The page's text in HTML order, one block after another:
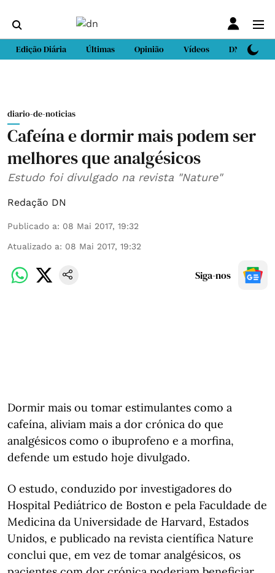
Edição Diária Últimas Opinião Vídeos DN Sport
diario-de-noticias
Cafeína e dormir mais podem ser
melhores que analgésicos
Estudo foi divulgado na revista "Nature"
Redação DN
Publicado a: 08 Mai 2017, 19:32
Atualizado a: 08 Mai 2017, 19:32
Siga-nos
Dormir mais ou tomar estimulantes como a
cafeína, aliviam mais a dor crónica do que
analgésicos como o ibuprofeno e a morfina,
defende um estudo hoje divulgado.
O estudo, conduzido por investigadores do
Hospital Pediátrico de Boston e pela Faculdade de
Medicina da Universidade de Harvard, Estados
Unidos, e publicado na revista científica Nature
conclui que, em vez de tomar analgésicos, os